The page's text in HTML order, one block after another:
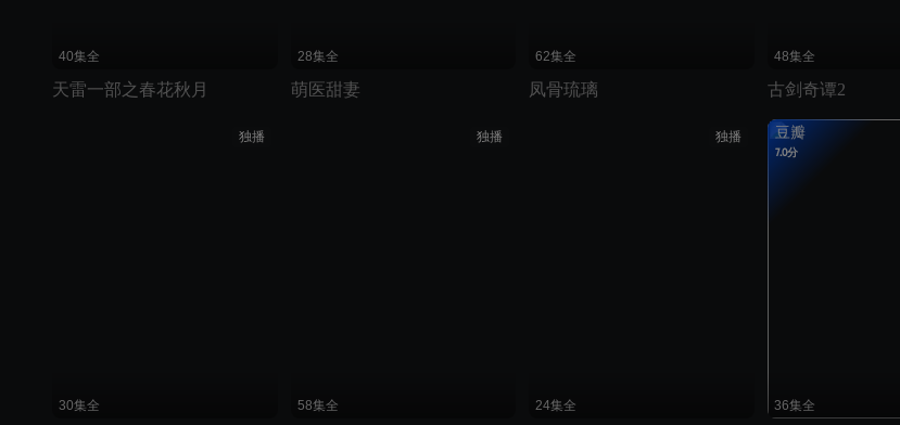
40集全
天雷一部之春花秋月
28集全
萌医甜妻
62集全
凤骨琉璃
48集全
古剑奇谭2
独播
30集全
独播
58集全
独播
24集全
豆瓣
7.0分
36集全